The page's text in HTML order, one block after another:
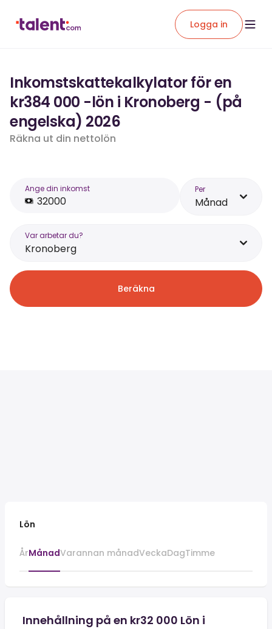
Logga in
Inkomstskattekalkylator för en
kr384 000 -lön i Kronoberg - (på
engelska) 2026
Räkna ut din nettolön
Ange din inkomst Per
Månad
Var arbetar du?
Kronoberg
Beräkna
Lön
ÅrMånadVarannan månadVeckaDagTimme
Innehållning på en kr32 000 Lön i